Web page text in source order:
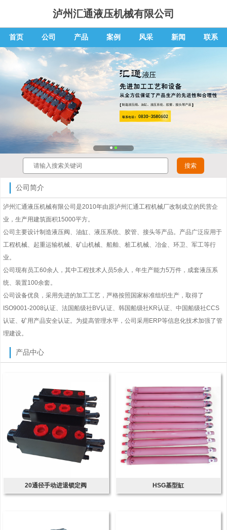
泸州汇通液压机械有限公司
首页 公司 产品 案例 风采 新闻 联系
公司简介
泸州汇通液压机械有限公司是2010年由原泸州汇通工程机械厂改制成立的民营企
业，生产用建筑面积15000平方。
公司主要设计制造液压阀、油缸、液压系统、胶管、接头等产品。产品广泛应用于
工程机械、起重运输机械、矿山机械、船舶、桩工机械、冶金、环卫、军工等行
业。
公司现有员工60余人，其中工程技术人员5余人，年生产能力5万件，成套液压系
统、装置100余套。
公司设备优良，采用先进的加工工艺，严格按照国家标准组织生产，取得了
ISO9001-2008认证、法国船级社BV认证、韩国船级社KR认证、中国船级社CCS
认证、矿用产品安全认证。为提高管理水平，公司采用ERP等信息化技术加强了管
理建设。
产品中心
20通径手动进退锁定阀 HSG基型缸